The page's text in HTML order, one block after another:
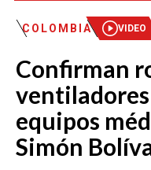
MAÑANA
EMISIÓN
EMISIÓN
COLOMBIA VIDEO
Confirman
equipos
Simón